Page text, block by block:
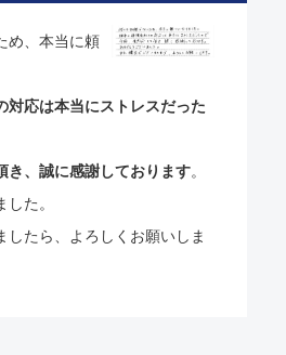
め、本当に頼
対応は本当にストレスだった
き、誠に感謝しております。
た。
したら、よろしくお願いしま